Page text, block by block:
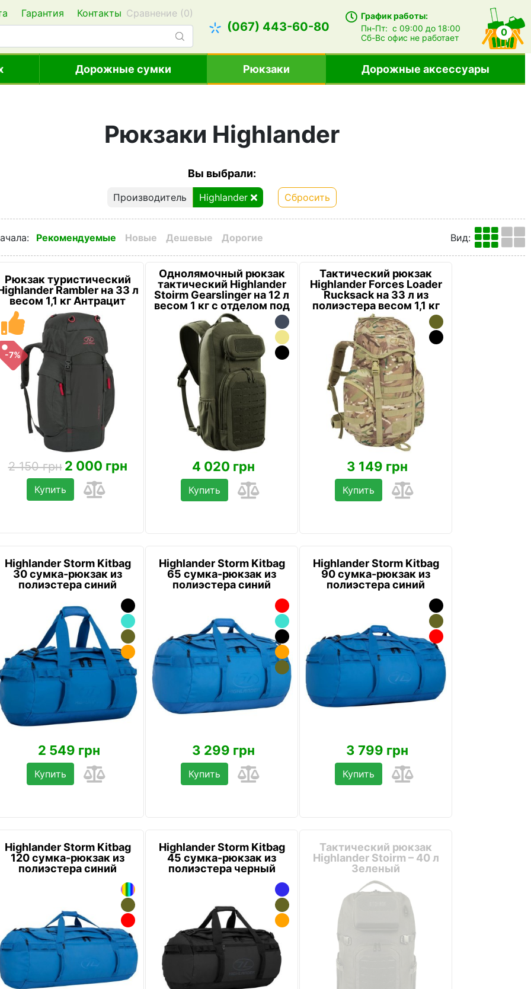
Гарантия Контакты Сравнение (0)
(067) 443-60-80
График работы:
Пн-Пт:с 09:00 до 18:00
Сб-Всофис не работает 0
Дорожные сумки Рюкзаки Дорожные аксессуары
Рюкзаки Highlander
Вы выбрали:
Производитель Highlander Сбросить
: Рекомендуемые Новые Дешевые Дорогие Вид:
Рюкзак туристический
Rambler на 33 л
весом 1,1 кг Антрацит
-7%
2 150 грн 2 000 грн
Купить
Однолямочный рюкзак
тактический Highlander
Stoirm Gearslinger на 12 л
весом 1 кг с отделом под
ноутб...
4 020 грн
Купить
Тактический рюкзак
Highlander Forces Loader
Rucksack на 33 л из
полиэстера весом 1,1 кг
Хаки
3 149 грн
Купить
Highlander Storm Kitbag
30 сумка-рюкзак из
полиэстера синий
2 549 грн
Купить
Highlander Storm Kitbag
65 сумка-рюкзак из
полиэстера синий
3 299 грн
Купить
Highlander Storm Kitbag
90 сумка-рюкзак из
полиэстера синий
3 799 грн
Купить
Highlander Storm Kitbag
120 сумка-рюкзак из
полиэстера синий
Highlander Storm Kitbag
45 сумка-рюкзак из
полиэстера черный
Тактический рюкзак
Highlander Stoirm – 40 л
Зеленый